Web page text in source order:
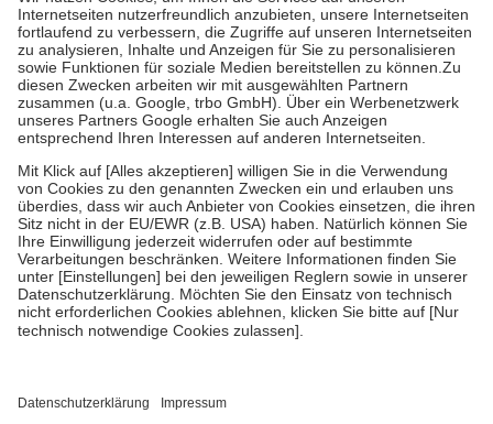
Kosten der Leistung zu entrichten.
Diese Regeln gelten grundsätzlich auch für Online-Apotheken.
Bei Heilmitteln und häuslicher Krankenpflege beträgt die
Zuzahlung zehn Prozent der Kosten sowie zehn Euro je
Verordnung.
Um das Engagement der Versicherten für ihre eigene Gesundheit zu
stärken und die besondere Stellung der Familie zu unterstützen,
fallenkeine Zuzahlungenan bei:
• Kindern und Jugendlichen bis zum vollendeten 18. Lebensjahr
mit Ausnahme der Fahrkosten
• Untersuchungen zur Vorsorge und Früherkennung, die von der
GKV getragen werden
• empfohlenen Schutzimpfungen
• Harn- und Blutteststreifen
getroffen, um sicherzustellen, dass es sich um echte Bewertungen